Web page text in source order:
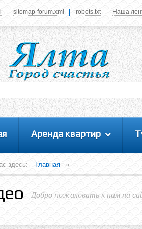
прав просматривать данное меню,
войдите на сайт под своим
или зарегестрируйтесь! Это позволит
всеми функциями нашего
sitemap-forum.xml robots.txt Наша
Аренда квартир
здесь: Главная »
Добро пожаловать к нам на